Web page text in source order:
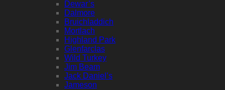
Dewar’s
Dalmore
Bruichladdich
Mortlach
Highland Park
Glenfarclas
Wild Turkey
Jim Beam
Jack Daniel’s
Jameson